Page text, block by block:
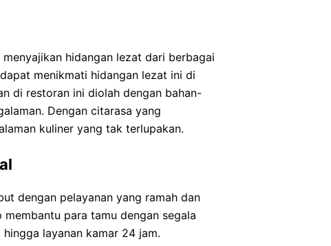
hidangan lezat dari berbagai
menikmati hidangan lezat ini di
di restoran ini diolah dengan bahan-
Dengan citarasa yang
kuliner yang tak terlupakan.
dengan pelayanan yang ramah dan
para tamu dengan segala
layanan kamar 24 jam.